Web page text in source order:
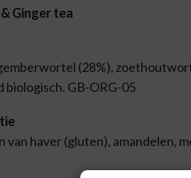
Ginger tea
(28%),
GB-ORG-05
van haver (gluten), amandelen,